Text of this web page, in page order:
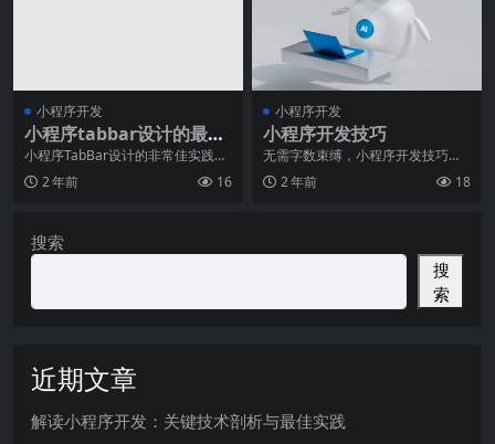
小程序开发
小程序tabbar设计的最佳
实践与案例解析
小程序TabBar设计的非常佳实践与
案例解析摘要：小程序的TabBar设
计对用户
2 年前 16
小程序开发
小程序开发技巧
无需字数束缚，小程序开发技巧成
就创新梦想！小程序，作为现代社
会喧哗的创新产物，早
2 年前 18
搜索
搜
索
近期文章
解读小程序开发：关键技术剖析与最佳实践